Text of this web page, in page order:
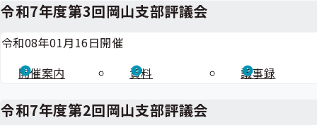
令和7年度第3回岡山支部評議会
令和08年01月16日開催
開催案内
資料 議事録
令和7年度第2回岡山支部評議会